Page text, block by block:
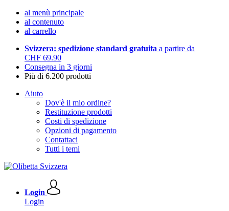
al menù principale
al contenuto
al carrello
Svizzera: spedizione standard gratuita a partire da
CHF 69.90
Consegna in 3 giorni
Più di 6.200 prodotti
Aiuto
Dov'è il mio ordine?
Restituzione prodotti
Costi di spedizione
Opzioni di pagamento
Contattaci
Tutti i temi
Login
Login